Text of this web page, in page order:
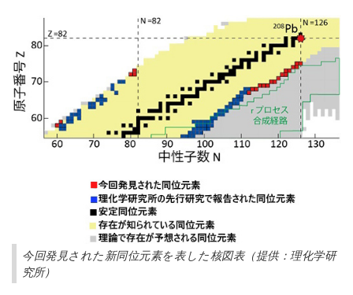
今回発見された新同位元素を表した核図表（提供：理化学研
究所）